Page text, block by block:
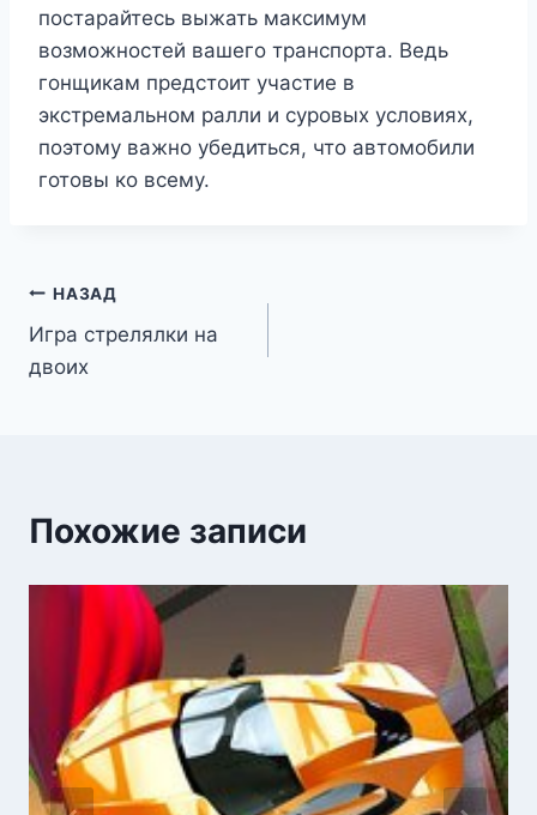
постарайтесь выжать максимум
возможностей вашего транспорта. Ведь
гонщикам предстоит участие в
экстремальном ралли и суровых условиях,
поэтому важно убедиться, что автомобили
готовы ко всему.
Навигация
по
НАЗАД
Игра стрелялки на
двоих
Похожие записи